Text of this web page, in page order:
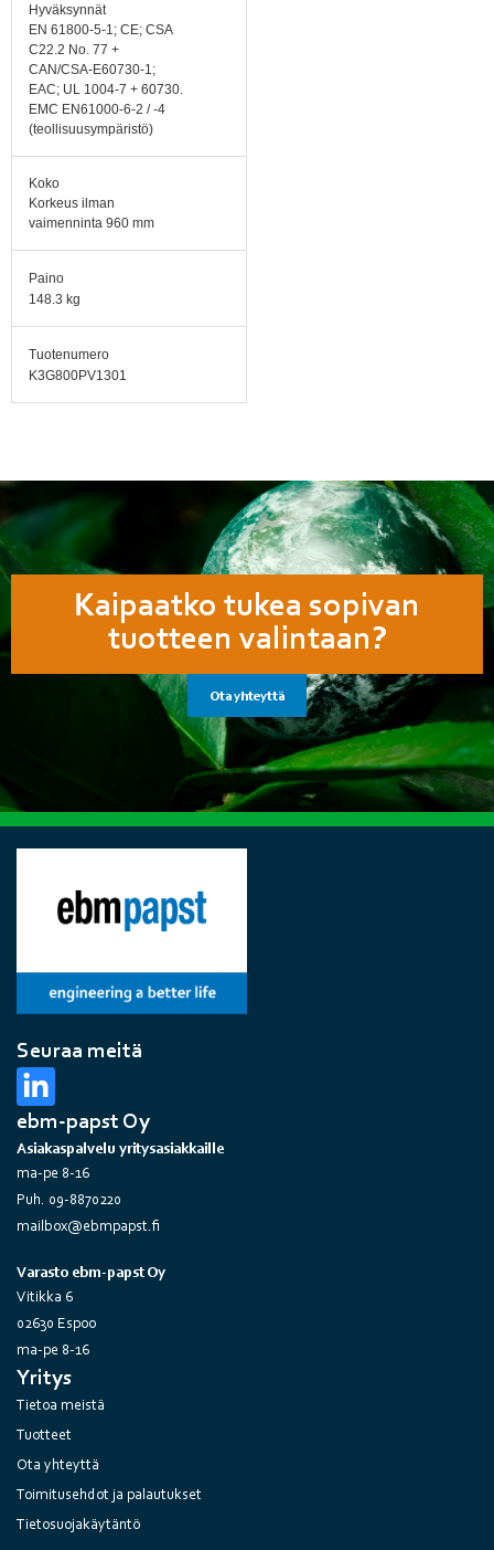
Hyväksynnät
EN 61800-5-1; CE; CSA
C22.2 No. 77 +
CAN/CSA-E60730-1;
EAC; UL 1004-7 + 60730.
EMC EN61000-6-2 / -4
(teollisuusympäristö)
Koko
Korkeus ilman
vaimenninta 960 mm
Paino
148.3 kg
Tuotenumero
K3G800PV1301
Kaipaatko tukea sopivan
tuotteen valintaan?
Ota yhteyttä
Seuraa meitä
ebm-papst Oy
Asiakaspalvelu yritysasiakkaille
ma-pe 8-16
Puh. 09-8870220
mailbox@ebmpapst.fi
Varasto ebm-papst Oy
Vitikka 6
02630 Espoo
ma-pe 8-16
Yritys
Tietoa meistä
Tuotteet
Ota yhteyttä
Toimitusehdot ja palautukset
Tietosuojakäytäntö